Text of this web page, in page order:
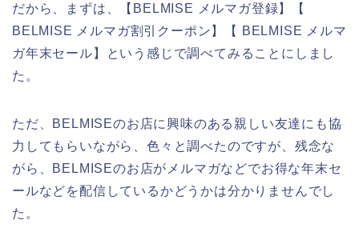
だから、まずは、【BELMISE メルマガ登録】【
BELMISE メルマガ割引クーポン】【 BELMISE メルマ
ガ年末セール】という感じで調べてみることにしまし
た。
ただ、BELMISEのお店に興味のある親しい友達にも協
力してもらいながら、色々と調べたのですが、残念な
がら、BELMISEのお店がメルマガなどでお得な年末セ
ールなどを配信しているかどうかは分かりませんでし
た。